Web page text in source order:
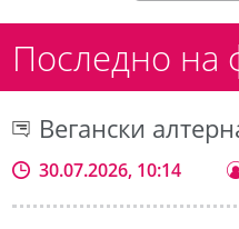
Последно на
Вегански
30.07.2026, 10:14